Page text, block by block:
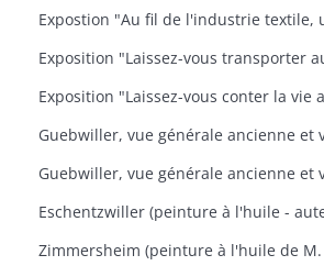
Eschentzwiller (peinture à l'huile -
Zimmersheim (peinture à l'huile de M.